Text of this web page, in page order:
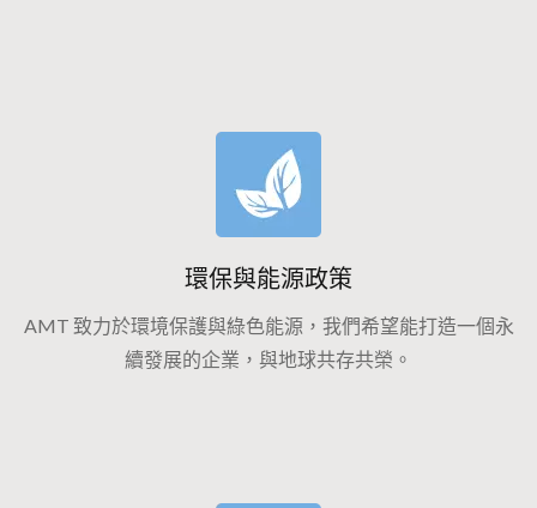
環保與能源政策
AMT 致力於環境保護與綠色能源，我們希望能打造一個永
續發展的企業，與地球共存共榮。